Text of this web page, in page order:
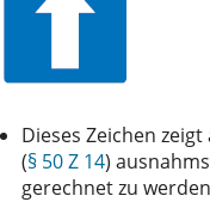
Dieses Zeichen
(§ 50 Z 14)
gerechnet zu